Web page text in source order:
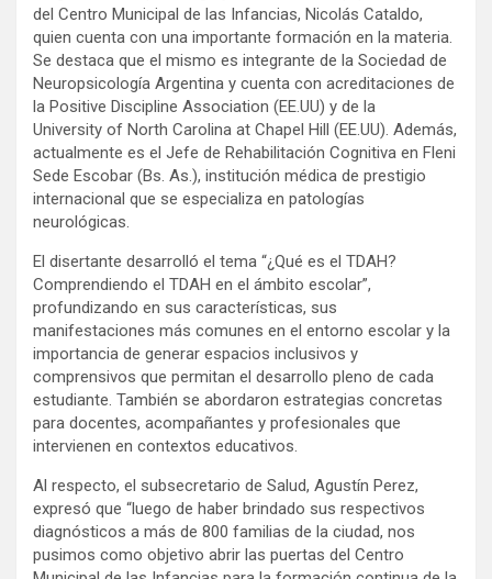
del Centro Municipal de las Infancias, Nicolás Cataldo,
quien cuenta con una importante formación en la materia.
Se destaca que el mismo es integrante de la Sociedad de
Neuropsicología Argentina y cuenta con acreditaciones de
la Positive Discipline Association (EE.UU) y de la
University of North Carolina at Chapel Hill (EE.UU). Además,
actualmente es el Jefe de Rehabilitación Cognitiva en Fleni
Sede Escobar (Bs. As.), institución médica de prestigio
internacional que se especializa en patologías
neurológicas.
El disertante desarrolló el tema “¿Qué es el TDAH?
Comprendiendo el TDAH en el ámbito escolar”,
profundizando en sus características, sus
manifestaciones más comunes en el entorno escolar y la
importancia de generar espacios inclusivos y
comprensivos que permitan el desarrollo pleno de cada
estudiante. También se abordaron estrategias concretas
para docentes, acompañantes y profesionales que
intervienen en contextos educativos.
Al respecto, el subsecretario de Salud, Agustín Perez,
expresó que “luego de haber brindado sus respectivos
diagnósticos a más de 800 familias de la ciudad, nos
pusimos como objetivo abrir las puertas del Centro